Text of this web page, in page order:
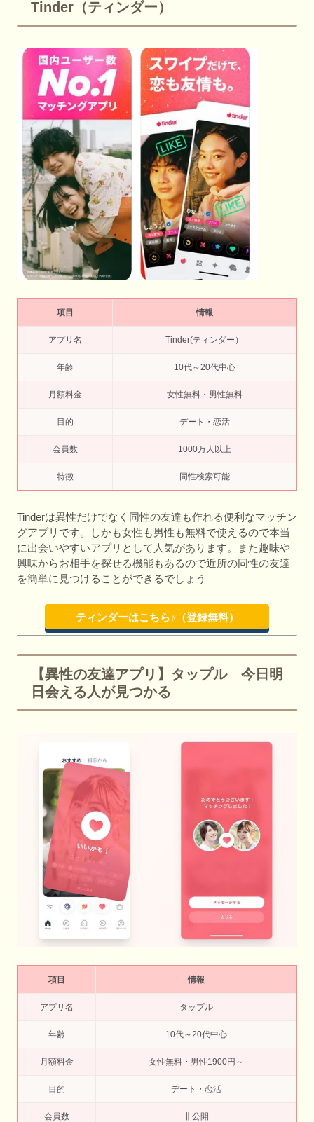
Tinder（ティンダー）
項目 情報
アプリ名 Tinder(ティンダー）
年齢 10代～20代中心
月額料金 女性無料・男性無料
目的 デート・恋活
会員数 1000万人以上
特徴 同性検索可能
Tinderは異性だけでなく同性の友達も作れる便利なマッチン
グアプリです。しかも女性も男性も無料で使えるので本当
に出会いやすいアプリとして人気があります。また趣味や
興味からお相手を探せる機能もあるので近所の同性の友達
を簡単に見つけることができるでしょう
ティンダーはこちら♪（登録無料）
【異性の友達アプリ】タップル 今日明
日会える人が見つかる
項目 情報
アプリ名 タップル
年齢 10代～20代中心
月額料金 女性無料・男性1900円～
目的 デート・恋活
会員数 非公開